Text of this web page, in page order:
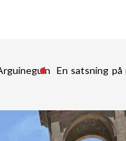
En satsning